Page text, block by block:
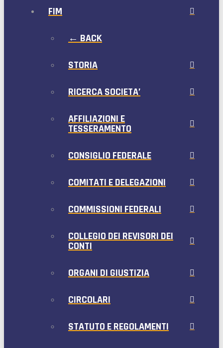
FIM
← BACK
STORIA
RICERCA SOCIETA’
AFFILIAZIONI E
TESSERAMENTO
CONSIGLIO FEDERALE
COMITATI E DELEGAZIONI
COMMISSIONI FEDERALI
COLLEGIO DEI REVISORI DEI
CONTI
ORGANI DI GIUSTIZIA
CIRCOLARI
STATUTO E REGOLAMENTI